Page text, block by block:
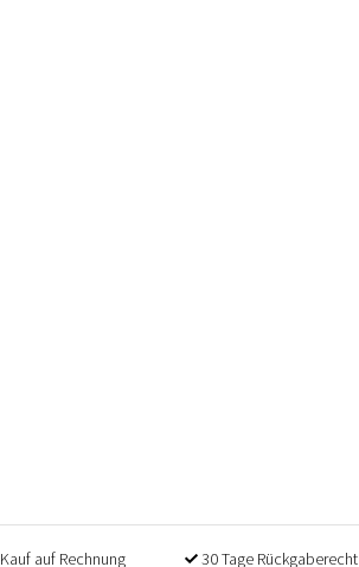
Kauf auf Rechnung 30 Tage Rückgaberecht